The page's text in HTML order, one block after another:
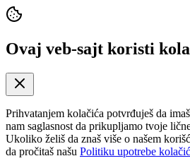
Ovaj veb-sajt koristi
Prihvatanjem kolačića potvrđuješ da
nam saglasnost da prikupljamo tvoje
Ukoliko želiš da znaš više o našem
da pročitaš našu Politiku upotrebe